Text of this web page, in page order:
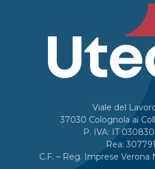
Viale del
37030 Colognola ai
P. IVA: IT
Rea: 307791
C.F. – Reg. Imprese Verona